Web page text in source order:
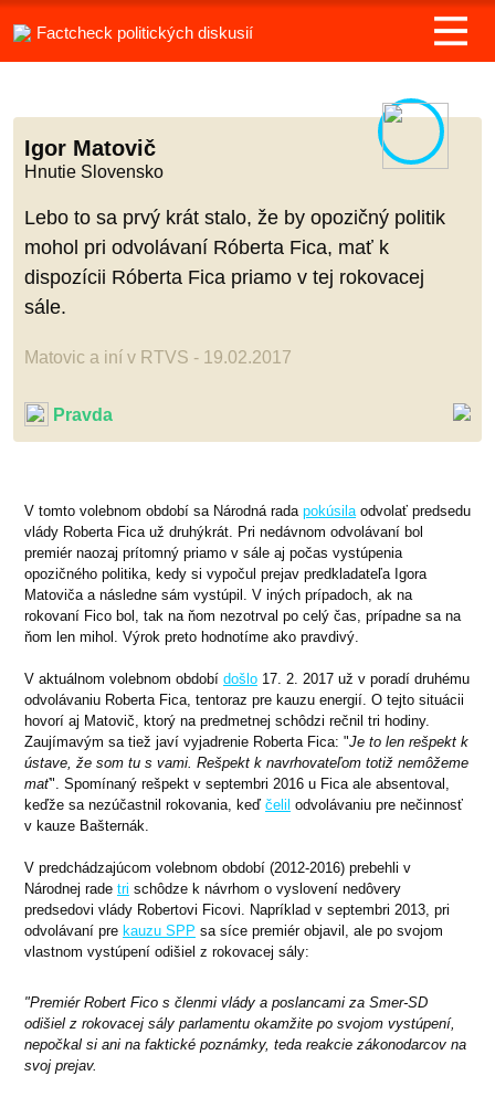
Factcheck politických diskusií
Igor Matovič
Hnutie Slovensko
Lebo to sa prvý krát stalo, že by opozičný politik
mohol pri odvolávaní Róberta Fica, mať k
dispozícii Róberta Fica priamo v tej rokovacej
sále.
Matovic a iní v RTVS - 19.02.2017
Pravda
V tomto volebnom období sa Národná rada pokúsila odvolať predsedu
vlády Roberta Fica už druhýkrát. Pri nedávnom odvolávaní bol
premiér naozaj prítomný priamo v sále aj počas vystúpenia
opozičného politika, kedy si vypočul prejav predkladateľa Igora
Matoviča a následne sám vystúpil. V iných prípadoch, ak na
rokovaní Fico bol, tak na ňom nezotrval po celý čas, prípadne sa na
ňom len mihol. Výrok preto hodnotíme ako pravdivý.
V aktuálnom volebnom období došlo 17. 2. 2017 už v poradí druhému
odvolávaniu Roberta Fica, tentoraz pre kauzu energií. O tejto situácii
hovorí aj Matovič, ktorý na predmetnej schôdzi rečnil tri hodiny.
Zaujímavým sa tiež javí vyjadrenie Roberta Fica: "Je to len rešpekt k
ústave, že som tu s vami. Rešpekt k navrhovateľom totiž nemôžeme
mať". Spomínaný rešpekt v septembri 2016 u Fica ale absentoval,
keďže sa nezúčastnil rokovania, keď čelil odvolávaniu pre nečinnosť
v kauze Bašternák.
V predchádzajúcom volebnom období (2012-2016) prebehli v
Národnej rade tri schôdze k návrhom o vyslovení nedôvery
predsedovi vlády Robertovi Ficovi. Napríklad v septembri 2013, pri
odvolávaní pre kauzu SPP sa síce premiér objavil, ale po svojom
vlastnom vystúpení odišiel z rokovacej sály:
"Premiér Robert Fico s členmi vlády a poslancami za Smer-SD
odišiel z rokovacej sály parlamentu okamžite po svojom vystúpení,
nepočkal si ani na faktické poznámky, teda reakcie zákonodarcov na
svoj prejav.